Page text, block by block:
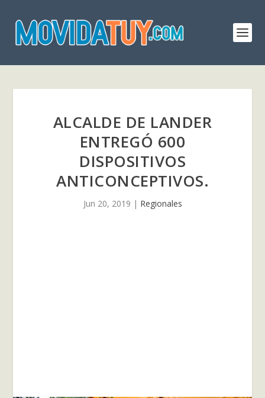
ALCALDE DE LANDER
ENTREGÓ 600
DISPOSITIVOS
ANTICONCEPTIVOS.
Jun 20, 2019 | Regionales